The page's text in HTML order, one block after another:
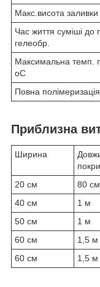
Макс.висота заливки
Час життя суміші до
гелеобр.
Максимальна темп.
оС
Повна полімеризація
Приблизна
Ширина
20 см
80 см
40 см
1 м
50 см
1 м
60 см
1,5 м
60 см
1,5 м